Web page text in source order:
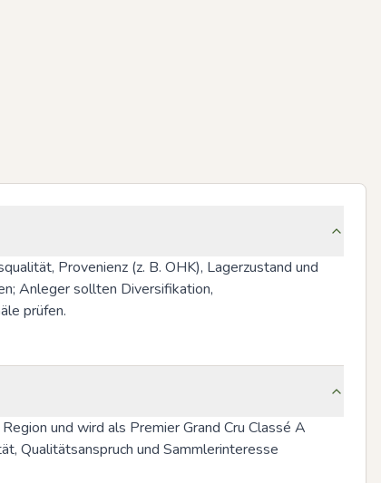
Provenienz (z. B. OHK), Lagerzustand und
Anleger sollten Diversifikation,
prüfen.
und wird als Premier Grand Cru Classé A
Qualitätsanspruch und Sammlerinteresse